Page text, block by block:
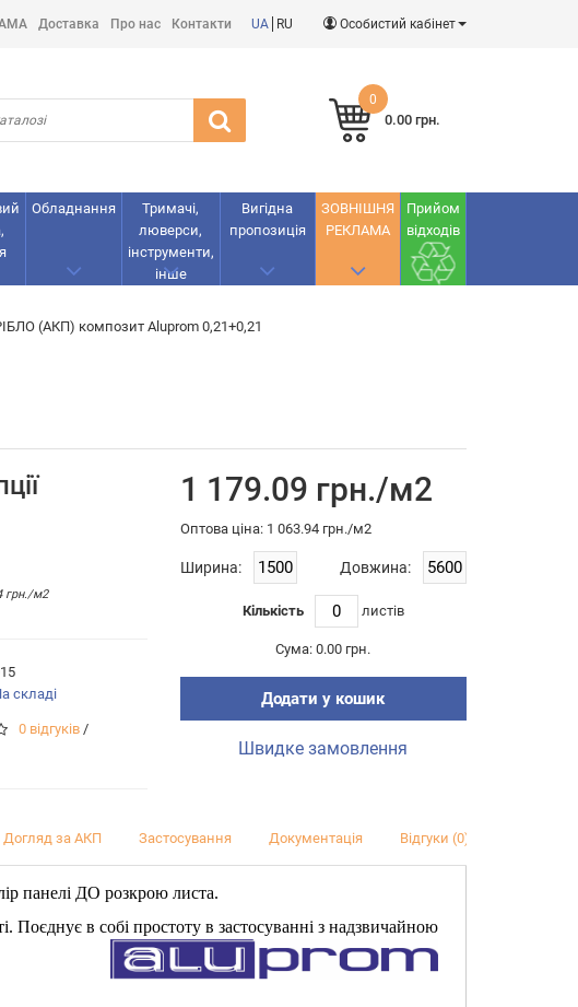
Доставка Про нас Контакти UA RU Особистий кабінет
0
0.00 грн.
Обладнання
Тримачі,
люверси,
інструменти,
інше
Вигідна
пропозиція
ЗОВНІШНЯ
РЕКЛАМА
Прийом
відходів
(АКП) композит Aluprom 0,21+0,21
грн./м2
складі
0 відгуків /
1 179.09 грн./м2
Оптова цiна: 1 063.94 грн./м2
Ширина: Довжина:
Кількість листiв
Сума: 0.00 грн.
Додати у кошик
Швидке замовлення
Догляд за АКП Застосування Документація Відгуки (0)
панелі ДО розкрою листа.
Поєднує в собі простоту в застосуванні з надзвичайною